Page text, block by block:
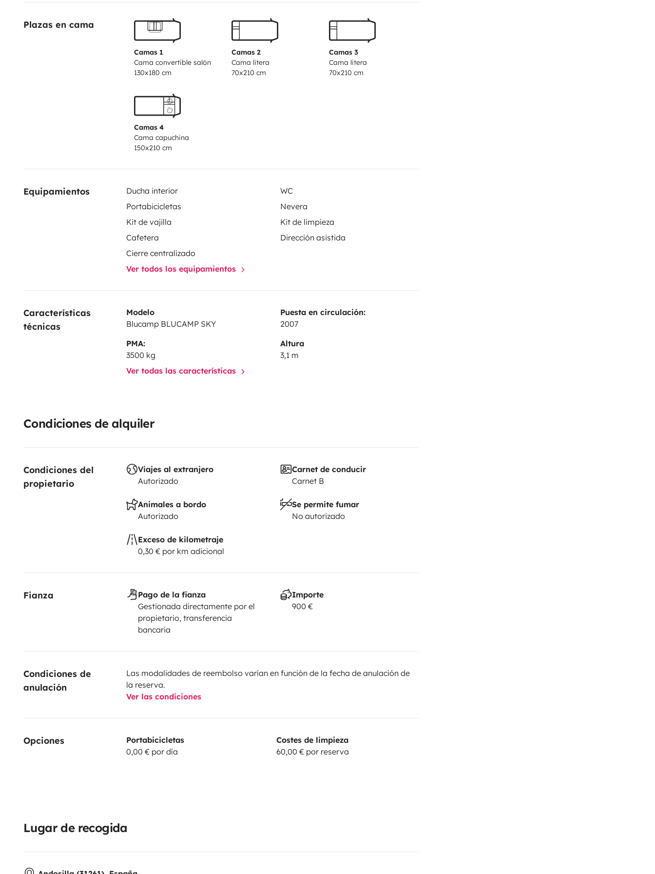
Plazas en cama
Camas 1
Cama convertible salón
130x180 cm
Camas 2
Cama litera
70x210 cm
Camas 3
Cama litera
70x210 cm
Camas 4
Cama capuchina
150x210 cm
Equipamientos Ducha interior
WC
Portabicicletas
Nevera
Kit de vajilla
Kit de limpieza
Cafetera
Dirección asistida
Cierre centralizado
Ver todos los equipamientos
Características
técnicas
Modelo
Blucamp BLUCAMP SKY
Puesta en circulación:
2007
PMA:
3500 kg
Altura
3,1 m
Ver todas las características
Condiciones de alquiler
Condiciones del
propietario
Viajes al extranjero
Autorizado
Carnet de conducir
Carnet B
Animales a bordo
Autorizado
Se permite fumar
No autorizado
Exceso de kilometraje
0,30 € por km adicional
Fianza
Pago de la fianza
Gestionada directamente por el
propietario, transferencia
bancaria
Importe
900 €
Condiciones de
anulación
Las modalidades de reembolso varían en función de la fecha de anulación de
la reserva.
Ver las condiciones
Opciones
Portabicicletas
0,00 € por día
Costes de limpieza
60,00 € por reserva
Lugar de recogida